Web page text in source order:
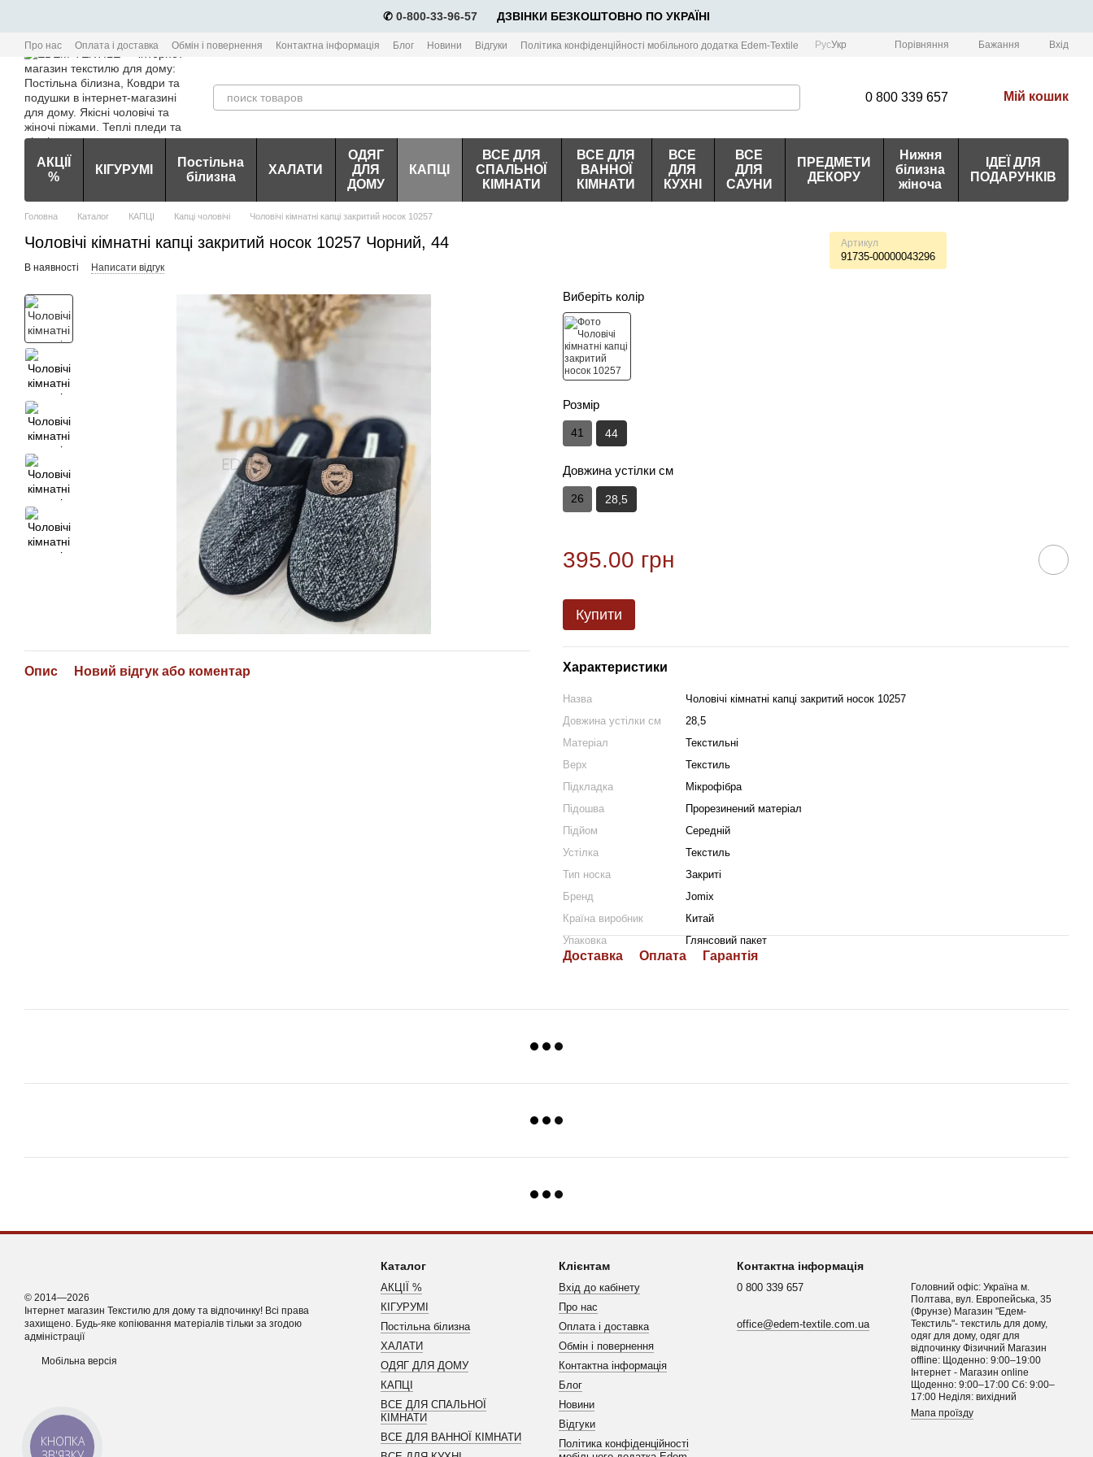
✆ 0-800-33-96-57 ⠀⠀ДЗВІНКИ БЕЗКОШТОВНО ПО УКРАЇНІ
Про нас Оплата і доставка Обмін і повернення Контактна інформація Блог Новини Відгуки Політика конфіденційності мобільного додатка Edem-Textile РусУкр Порівняння Бажання Вхід
0 800 339 657 Мій кошик
АКЦІЇ
%
КІГУРУМІ
Постільна
білизна
ХАЛАТИ
ОДЯГ
ДЛЯ
ДОМУ
КАПЦІ
ВСЕ ДЛЯ
СПАЛЬНОЇ
КІМНАТИ
ВСЕ ДЛЯ
ВАННОЇ
КІМНАТИ
ВСЕ
ДЛЯ
КУХНІ
ВСЕ
ДЛЯ
САУНИ
ПРЕДМЕТИ
ДЕКОРУ
Нижня
білизна
жіноча
ІДЕЇ ДЛЯ
ПОДАРУНКІВ
Головна Каталог КАПЦІ Капці чоловічі Чоловічі кімнатні капці закритий носок 10257
Чоловічі кімнатні капці закритий носок 10257 Чорний, 44 Артикул
91735-00000043296
В наявності Написати відгук
Опис Новий відгук або коментар
Виберіть колір
Розмір
41 44
Довжина устілки см
26 28,5
395.00 грн
Купити
Характеристики
Назва
Чоловічі кімнатні капці закритий носок 10257
Довжина устілки см
28,5
Матеріал
Текстильні
Верх
Текстиль
Підкладка
Мікрофібра
Підошва
Прорезинений матеріал
Підйом
Середній
Устілка
Текстиль
Тип носка
Закриті
Бренд
Jomix
Країна виробник
Китай
Упаковка
Глянсовий пакет
Доставка Оплата Гарантія
© 2014—2026
Інтернет магазин Текстилю для дому та відпочинку! Всі права
захищено. Будь-яке копіювання матеріалів тільки за згодою
адміністрації
Мобільна версія
Каталог
АКЦІЇ %
КІГУРУМІ
Постільна білизна
ХАЛАТИ
ОДЯГ ДЛЯ ДОМУ
КАПЦІ
ВСЕ ДЛЯ СПАЛЬНОЇ
КІМНАТИ
ВСЕ ДЛЯ ВАННОЇ КІМНАТИ
Клієнтам
Вхід до кабінету
Про нас
Оплата і доставка
Обмін і повернення
Контактна інформація
Блог
Новини
Відгуки
Політика конфіденційності
Контактна інформація
0 800 339 657
office@edem-textile.com.ua
Головний офіс: Україна м.
Полтава, вул. Европейська, 35
(Фрунзе) Магазин "Едем-
Текстиль"- текстиль для дому,
одяг для дому, одяг для
відпочинку Фізичний Магазин
offline: Щоденно: 9:00–19:00
Інтернет - Магазин online
Щоденно: 9:00–17:00 Сб: 9:00–
17:00 Неділя: вихідний
Мапа проїзду
КНОПКА